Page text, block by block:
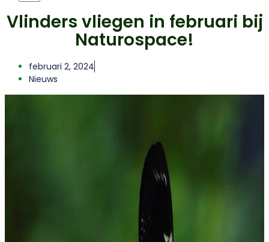
Vlinders vliegen in februari bij
Naturospace!
februari 2, 2024
Nieuws